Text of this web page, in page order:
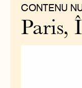
CONTENU
Paris,